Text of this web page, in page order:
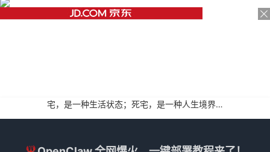
宅，是一种生活状态；死宅，是一种人生境界…